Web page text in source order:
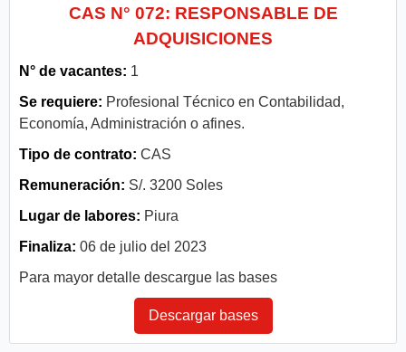
CAS N° 072: RESPONSABLE DE
ADQUISICIONES
N° de vacantes: 1
Se requiere: Profesional Técnico en Contabilidad,
Economía, Administración o afines.
Tipo de contrato: CAS
Remuneración: S/. 3200 Soles
Lugar de labores: Piura
Finaliza: 06 de julio del 2023
Para mayor detalle descargue las bases
Descargar bases